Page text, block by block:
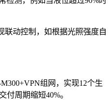
联动控制，如根据光照强度自
组网，实现12个生
付周期缩短40%。